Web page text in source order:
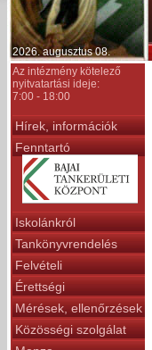
2026. augusztus 08.
Az intézmény kötelező
nyitvatartási ideje:
7:00 - 18:00
Hírek, információk
Fenntartó
Iskolánkról
Tankönyvrendelés
Felvételi
Érettségi
Mérések, ellenőrzések
Közösségi szolgálat